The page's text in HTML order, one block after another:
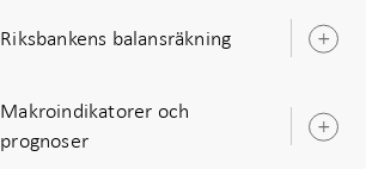
Riksbankens balansräkning
Makroindikatorer och
prognoser